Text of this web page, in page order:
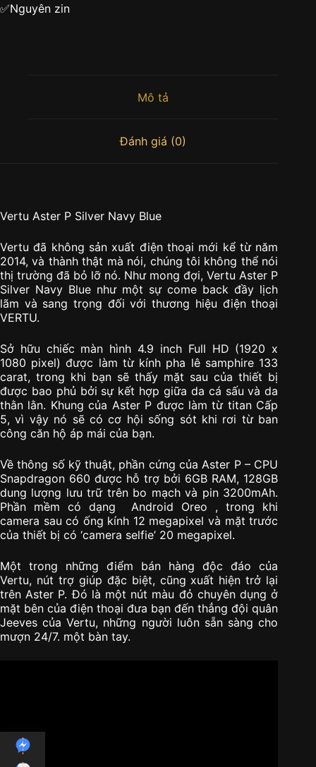
✅Nguyên zin
Mô tả
Đánh giá (0)
Vertu Aster P Silver Navy Blue
Vertu đã không sản xuất điện thoại mới kể từ năm
2014, và thành thật mà nói, chúng tôi không thể nói
thị trường đã bỏ lỡ nó. Như mong đợi, Vertu Aster P
Silver Navy Blue như một sự come back đầy lịch
lãm và sang trọng đối với thương hiệu điện thoại
VERTU.
Sở hữu chiếc màn hình 4.9 inch Full HD (1920 x
1080 pixel) được làm từ kính pha lê samphire 133
carat, trong khi bạn sẽ thấy mặt sau của thiết bị
được bao phủ bởi sự kết hợp giữa da cá sấu và da
thằn lằn. Khung của Aster P được làm từ titan Cấp
5, vì vậy nó sẽ có cơ hội sống sót khi rơi từ ban
công căn hộ áp mái của bạn.
Về thông số kỹ thuật, phần cứng của Aster P – CPU
Snapdragon 660 được hỗ trợ bởi 6GB RAM, 128GB
dung lượng lưu trữ trên bo mạch và pin 3200mAh.
Phần mềm có dạng Android Oreo , trong khi
camera sau có ống kính 12 megapixel và mặt trước
của thiết bị có ‘camera selfie’ 20 megapixel.
Một trong những điểm bán hàng độc đáo của
Vertu, nút trợ giúp đặc biệt, cũng xuất hiện trở lại
trên Aster P. Đó là một nút màu đỏ chuyên dụng ở
mặt bên của điện thoại đưa bạn đến thẳng đội quân
Jeeves của Vertu, những người luôn sẵn sàng cho
mượn 24/7. một bàn tay.